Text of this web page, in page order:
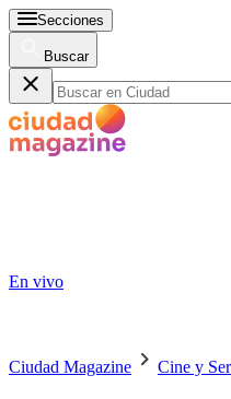
Secciones
Buscar
En vivo
Ciudad Magazine Cine y